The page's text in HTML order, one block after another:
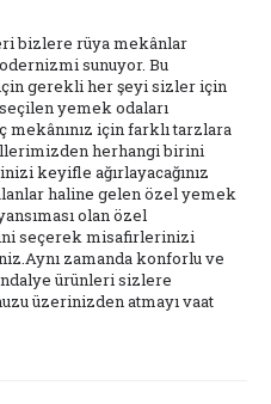
bizlere rüya mekânlar
sunuyor. Bu
gerekli her şeyi sizler için
yemek odaları
için farklı tarzlara
herhangi birini
keyifle ağırlayacağınız
haline gelen özel yemek
olan özel
seçerek misafirlerinizi
zamanda konforlu ve
ürünleri sizlere
üzerinizden atmayı vaat